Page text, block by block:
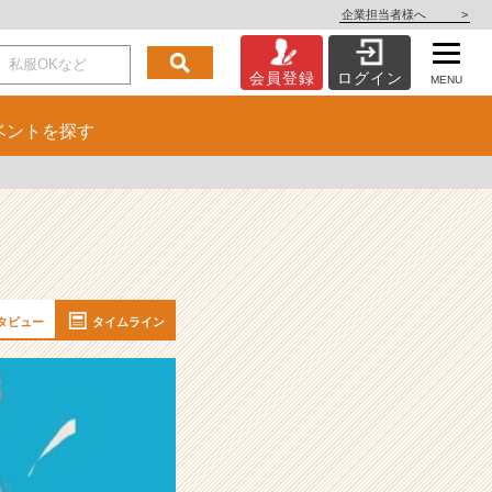
企業担当者様へ >
会員登録 ログイン MENU
ント を探す
ビュー タイムライン